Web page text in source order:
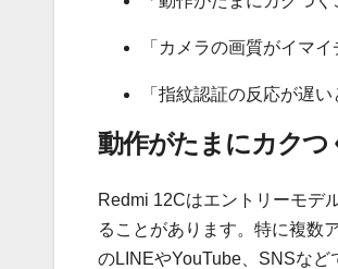
「カメラの画質がイマイ
「指紋認証の反応が遅い
動作がたまにカクつ
Redmi 12Cはエントリーモデ
ることがあります。特に複数
のLINEやYouTube、SNSな